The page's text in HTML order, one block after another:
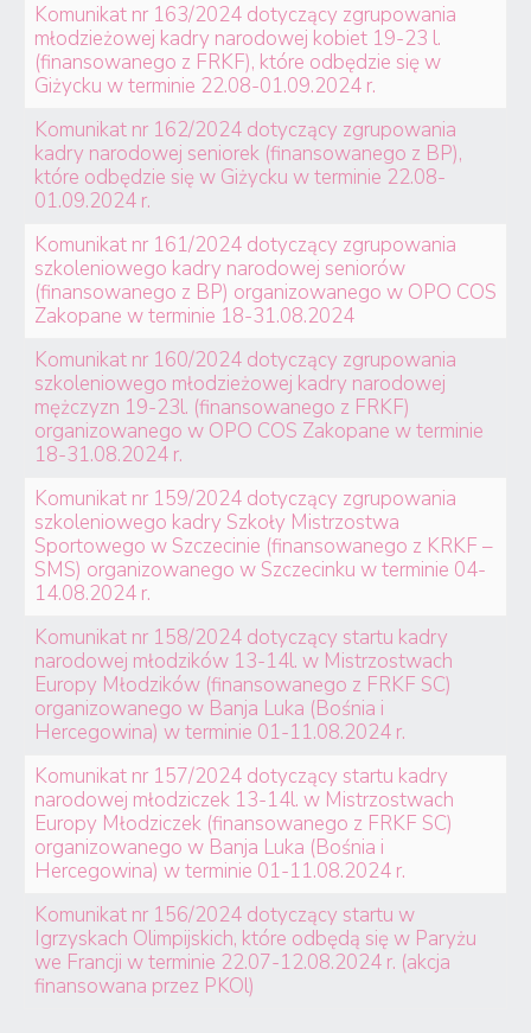
Komunikat nr 163/2024 dotyczący zgrupowania
młodzieżowej kadry narodowej kobiet 19-23 l.
(finansowanego z FRKF), które odbędzie się w
Giżycku w terminie 22.08-01.09.2024 r.
Komunikat nr 162/2024 dotyczący zgrupowania
kadry narodowej seniorek (finansowanego z BP),
które odbędzie się w Giżycku w terminie 22.08-
01.09.2024 r.
Komunikat nr 161/2024 dotyczący zgrupowania
szkoleniowego kadry narodowej seniorów
(finansowanego z BP) organizowanego w OPO COS
Zakopane w terminie 18-31.08.2024
Komunikat nr 160/2024 dotyczący zgrupowania
szkoleniowego młodzieżowej kadry narodowej
mężczyzn 19-23l. (finansowanego z FRKF)
organizowanego w OPO COS Zakopane w terminie
18-31.08.2024 r.
Komunikat nr 159/2024 dotyczący zgrupowania
szkoleniowego kadry Szkoły Mistrzostwa
Sportowego w Szczecinie (finansowanego z KRKF –
SMS) organizowanego w Szczecinku w terminie 04-
14.08.2024 r.
Komunikat nr 158/2024 dotyczący startu kadry
narodowej młodzików 13-14l. w Mistrzostwach
Europy Młodzików (finansowanego z FRKF SC)
organizowanego w Banja Luka (Bośnia i
Hercegowina) w terminie 01-11.08.2024 r.
Komunikat nr 157/2024 dotyczący startu kadry
narodowej młodziczek 13-14l. w Mistrzostwach
Europy Młodziczek (finansowanego z FRKF SC)
organizowanego w Banja Luka (Bośnia i
Hercegowina) w terminie 01-11.08.2024 r.
Komunikat nr 156/2024 dotyczący startu w
Igrzyskach Olimpijskich, które odbędą się w Paryżu
we Francji w terminie 22.07-12.08.2024 r. (akcja
finansowana przez PKOl)